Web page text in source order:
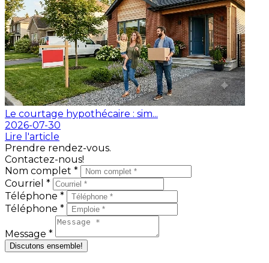
Le courtage hypothécaire : sim...
2026-07-30
Lire l'article
Prendre rendez-vous.
Contactez-nous!
Nom complet *
Courriel *
Téléphone *
Téléphone *
Message *
Discutons ensemble!